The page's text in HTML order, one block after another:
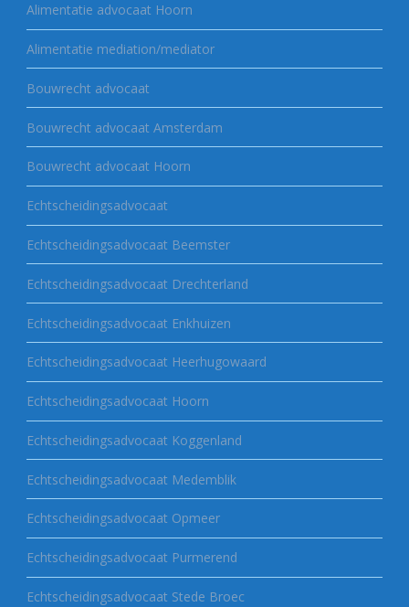
Alimentatie advocaat Hoorn
Alimentatie mediation/mediator
Bouwrecht advocaat
Bouwrecht advocaat Amsterdam
Bouwrecht advocaat Hoorn
Echtscheidingsadvocaat
Echtscheidingsadvocaat Beemster
Echtscheidingsadvocaat Drechterland
Echtscheidingsadvocaat Enkhuizen
Echtscheidingsadvocaat Heerhugowaard
Echtscheidingsadvocaat Hoorn
Echtscheidingsadvocaat Koggenland
Echtscheidingsadvocaat Medemblik
Echtscheidingsadvocaat Opmeer
Echtscheidingsadvocaat Purmerend
Echtscheidingsadvocaat Stede Broec